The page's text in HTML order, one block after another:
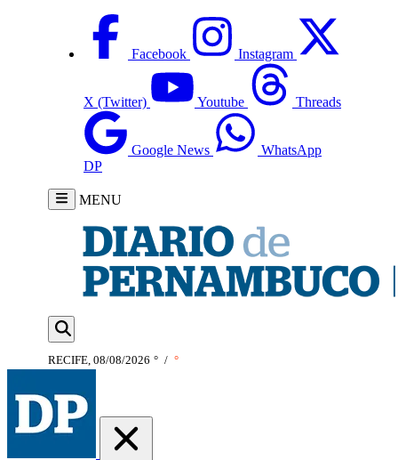
Facebook Instagram
X (Twitter) Youtube Threads
Google News
WhatsApp
DP
MENU
RECIFE, 08/08/2026 ° / °